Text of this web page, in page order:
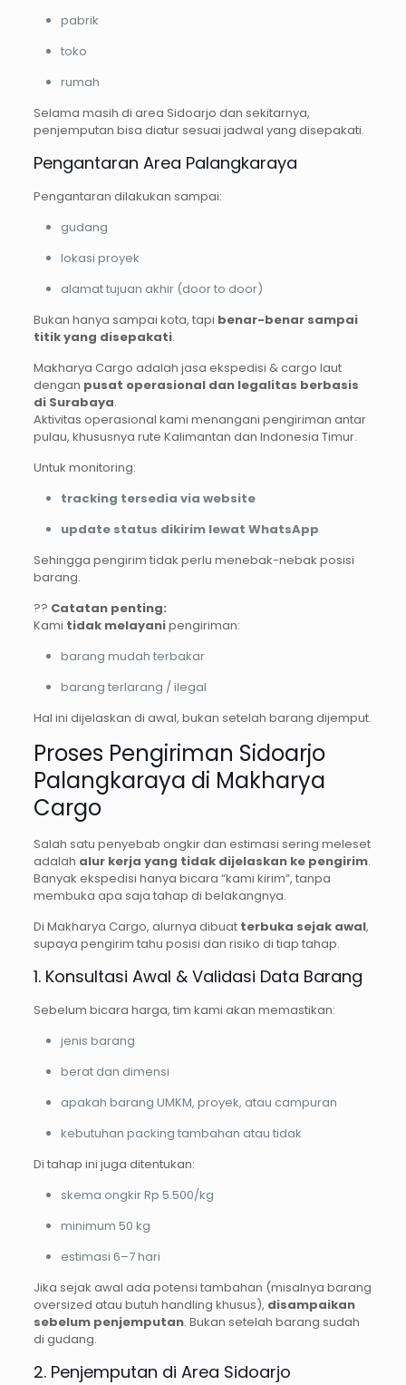
pabrik
toko
rumah
Selama masih di area Sidoarjo dan sekitarnya,
penjemputan bisa diatur sesuai jadwal yang disepakati.
Pengantaran Area Palangkaraya
Pengantaran dilakukan sampai:
gudang
lokasi proyek
alamat tujuan akhir (door to door)
Bukan hanya sampai kota, tapi benar-benar sampai
titik yang disepakati.
Makharya Cargo adalah jasa ekspedisi & cargo laut
dengan pusat operasional dan legalitas berbasis
di Surabaya.
Aktivitas operasional kami menangani pengiriman antar
pulau, khususnya rute Kalimantan dan Indonesia Timur.
Untuk monitoring:
tracking tersedia via website
update status dikirim lewat WhatsApp
Sehingga pengirim tidak perlu menebak-nebak posisi
barang.
?? Catatan penting:
Kami tidak melayanipengiriman:
barang mudah terbakar
barang terlarang / ilegal
Hal ini dijelaskan di awal, bukan setelah barang dijemput.
Proses Pengiriman Sidoarjo
Palangkaraya di Makharya
Cargo
Salah satu penyebab ongkir dan estimasi sering meleset
adalah alur kerja yang tidak dijelaskan ke pengirim.
Banyak ekspedisi hanya bicara “kami kirim”, tanpa
membuka apa saja tahap di belakangnya.
Di Makharya Cargo, alurnya dibuat terbuka sejak awal,
supaya pengirim tahu posisi dan risiko di tiap tahap.
1. Konsultasi Awal & Validasi Data Barang
Sebelum bicara harga, tim kami akan memastikan:
jenis barang
berat dan dimensi
apakah barang UMKM, proyek, atau campuran
kebutuhan packing tambahan atau tidak
Di tahap ini juga ditentukan:
skema ongkir Rp 5.500/kg
minimum 50 kg
estimasi 6–7 hari
Jika sejak awal ada potensi tambahan (misalnya barang
oversized atau butuh handling khusus), disampaikan
sebelum penjemputan. Bukan setelah barang sudah
di gudang.
2. Penjemputan di Area Sidoarjo